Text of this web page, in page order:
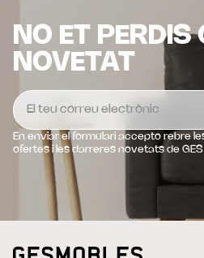
NO ET PERDIS
NOVETAT
En enviar el formulari accepto rebre
ofertes i les darreres novetats de GES